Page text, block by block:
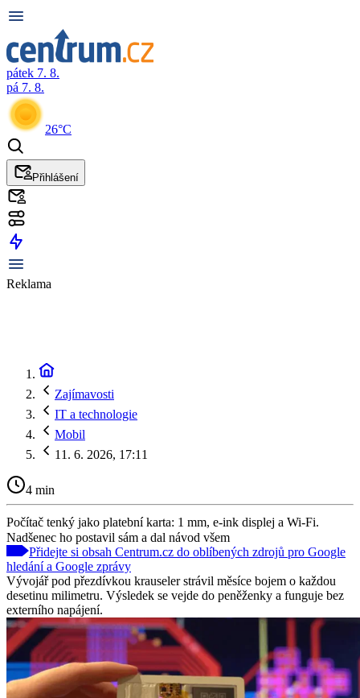
pátek 7. 8.
pá 7. 8.
26°C
Přihlášení
Reklama
Zajímavosti
IT a technologie
Mobil
11. 6. 2026, 17:11
4 min
Počítač tenký jako platební karta: 1 mm, e-ink displej a Wi-Fi.
Nadšenec ho postavil sám a dal návod všem
Přidejte si obsah Centrum.cz do oblíbených zdrojů pro Google
hledání a Google zprávy
Vývojář pod přezdívkou krauseler strávil měsíce bojem o každou
desetinu milimetru. Výsledek se vejde do peněženky a funguje bez
externího napájení.